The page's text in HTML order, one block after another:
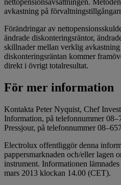
avkastning på
Förändringar av
ändrade diskonteringsräntor,
skillnader mellan verklig
diskonteringsräntan kommer
direkt i övrigt totalresultat.
För mer information
Kontakta Peter Nyquist, Chef
Information, på telefonnummer
Pressjour, på telefonnummer
Electrolux offentliggör denna
pappersmarknaden och/eller lagen
instrument. Informationen
mars 2013 klockan 14.00 (CET).